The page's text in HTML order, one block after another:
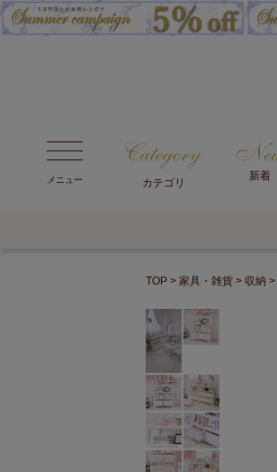
メニュー カテゴリ
新着
TOP 家具・雑貨 収納